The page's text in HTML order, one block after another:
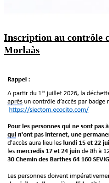
Inscription au contrôle
Morlaàs